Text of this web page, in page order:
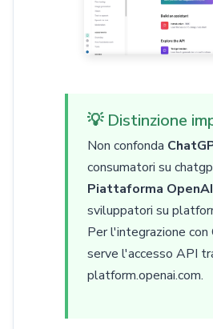
💡 Distinzione
Non confonda
consumatori su
Piattaforma OpenAI
sviluppatori su
Per l'integrazione con
serve l'accesso API
platform.openai.com.